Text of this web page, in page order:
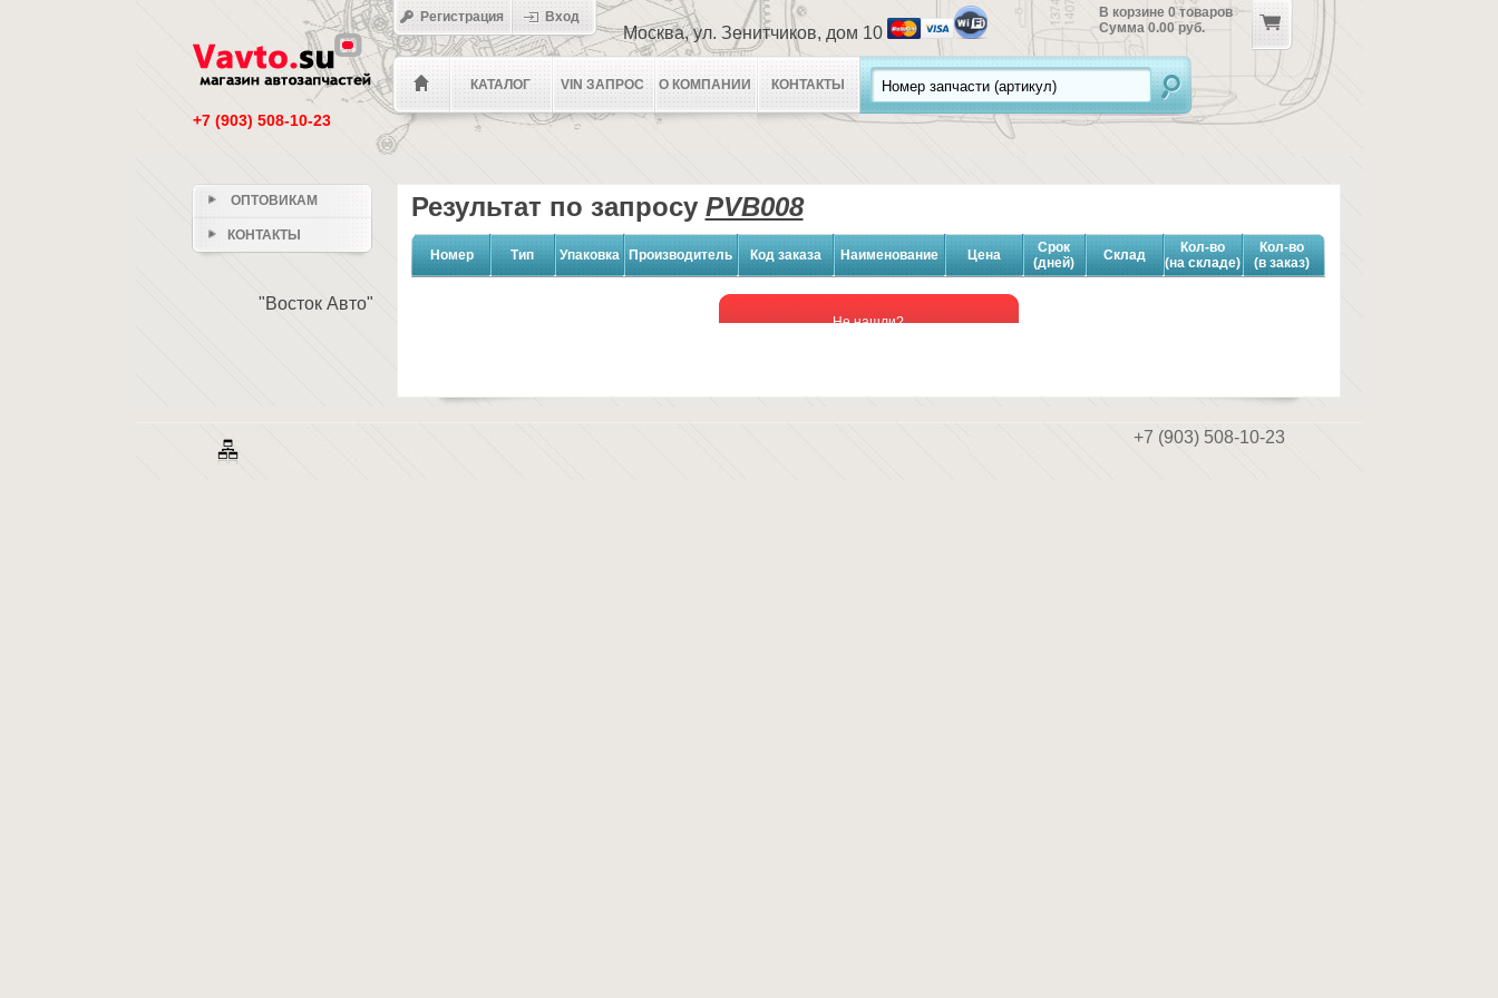
+7 (903) 508-10-23
КАТАЛОГ VIN ЗАПРОС О КОМПАНИИ КОНТАКТЫ
Регистрация Вход
Москва, ул. Зенитчиков, дом 10
В корзине 0товаров
Сумма 0.00 руб.
Результат по запросу PVB008
Номер Тип Упаковка Производитель Код заказа Наименование Цена
Срок
(дней)
Склад
Кол-во
(на складе)
Кол-во
(в заказ)
Не нашли?
ОПТОВИКАМ
КОНТАКТЫ
"Восток Авто"
+7 (903) 508-10-23